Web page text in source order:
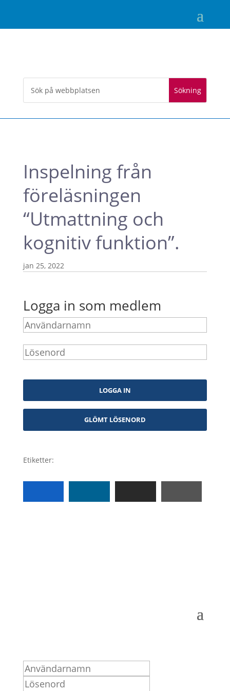
Inspelning från
föreläsningen
“Utmattning och
kognitiv funktion”.
jan 25, 2022
Logga in som medlem
Etiketter: